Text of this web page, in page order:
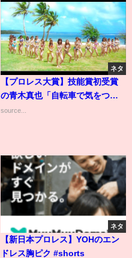
ネタ
【プロレス大賞】技能賞初受賞
の青木真也「自転車で気をつけ
て帰ります」
source...
ネタ
【新日本プロレス】YOHのエン
ドレス胸ピク #shorts